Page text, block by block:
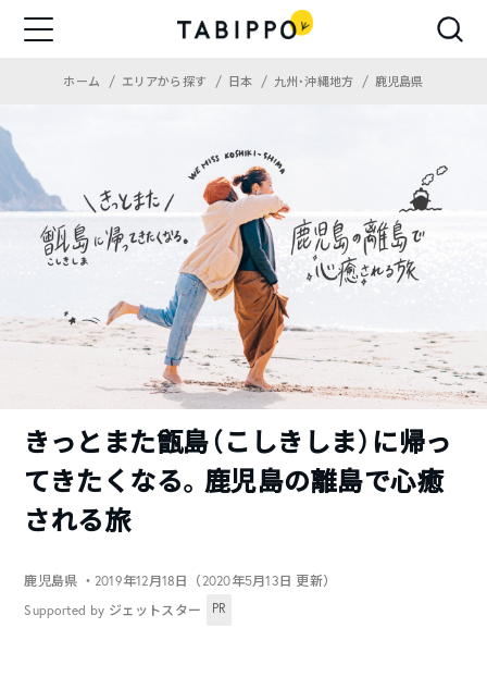
ホーム エリアから探す 日本 九州・沖縄地方 鹿児島県
きっとまた甑島（こしきしま）に帰っ
てきたくなる。鹿児島の離島で心癒
される旅
鹿児島県 ・2019年12月18日（2020年5月13日 更新）
Supported by ジェットスター
PR